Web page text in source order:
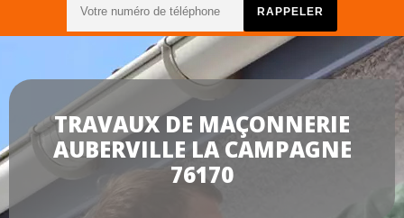
TRAVAUX DE MAÇONNERIE
AUBERVILLE LA CAMPAGNE
76170